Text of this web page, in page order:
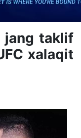
jang taklif
xalaqit